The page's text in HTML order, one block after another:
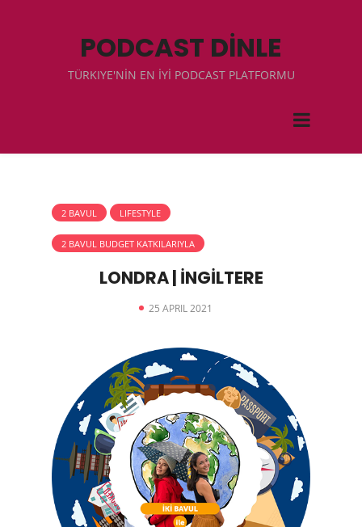
PODCAST DİNLE
TÜRKIYE'NİN EN İYİ PODCAST PLATFORMU
2 BAVUL LIFESTYLE
2 BAVUL BUDGET KATKILARIYLA
LONDRA | İNGİLTERE
25 APRIL 2021